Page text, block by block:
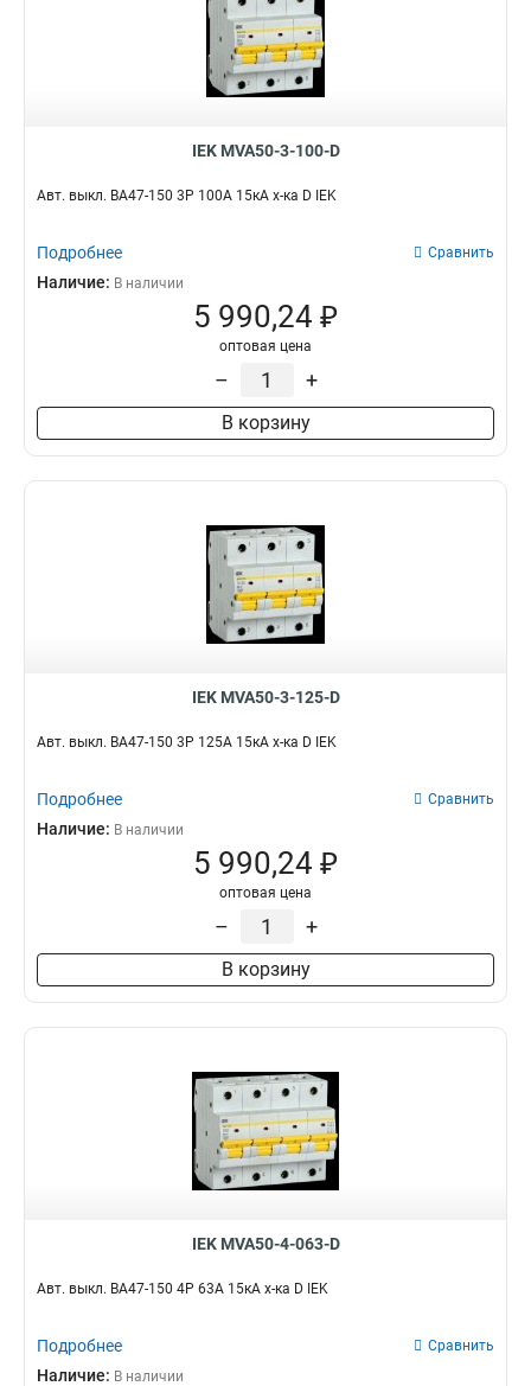
IEK MVA50-3-100-D
Авт. выкл. ВА47-150 3Р 100А 15кА х-ка D IEK
Подробнее Сравнить
Наличие: В наличии
5 990,24 ₽
оптовая цена
– +
В корзину
IEK MVA50-3-125-D
Авт. выкл. ВА47-150 3Р 125А 15кА х-ка D IEK
Подробнее Сравнить
Наличие: В наличии
5 990,24 ₽
оптовая цена
– +
В корзину
IEK MVA50-4-063-D
Авт. выкл. ВА47-150 4Р 63А 15кА х-ка D IEK
Подробнее Сравнить
Наличие: В наличии